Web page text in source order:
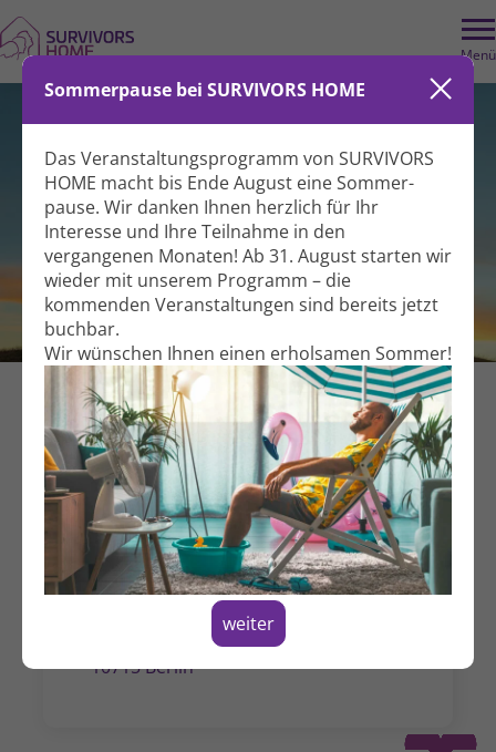
Menü
Sommerpause bei SURVIVORS HOME
Das Veranstaltungs­programm von SURVIVORS
HOME macht bis Ende August eine Sommer­
pause. Wir danken Ihnen herzlich für Ihr
Interesse und Ihre Teil­nahme in den
vergangenen Monaten! Ab 31. August starten wir
wieder mit unserem Programm – die
kommenden Veranstal­tungen sind bereits jetzt
buchbar.
Wir wünschen Ihnen einen erholsamen Sommer!
weiter
Qigong
Bewegung Gemeinsam aktiv
Für Betroffene
Mittwoch, 05.11.2025
11:00 - 12:30 Uhr
Alternative Termine
Hildegardstraße 31
10715 Berlin